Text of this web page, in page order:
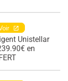
Unistellar
en